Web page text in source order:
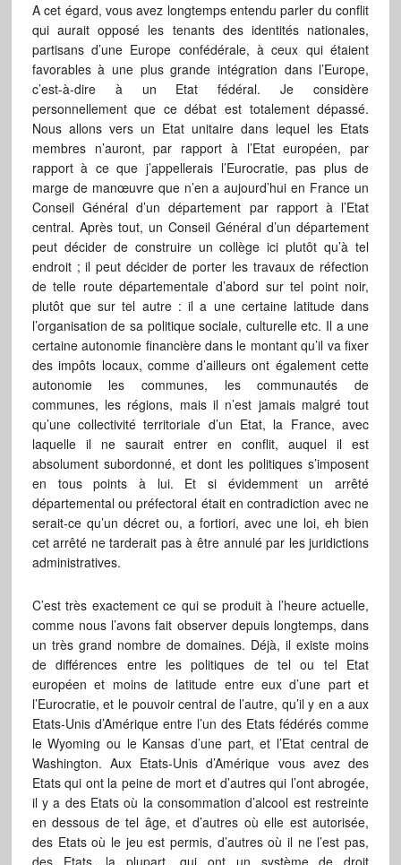
A cet égard, vous avez longtemps entendu parler du conflit
qui aurait opposé les tenants des identités nationales,
partisans d’une Europe confédérale, à ceux qui étaient
favorables à une plus grande intégration dans l’Europe,
c’est-à-dire à un Etat fédéral. Je considère
personnellement que ce débat est totalement dépassé.
Nous allons vers un Etat unitaire dans lequel les Etats
membres n’auront, par rapport à l’Etat européen, par
rapport à ce que j’appellerais l’Eurocratie, pas plus de
marge de manœuvre que n’en a aujourd’hui en France un
Conseil Général d’un département par rapport à l’Etat
central. Après tout, un Conseil Général d’un département
peut décider de construire un collège ici plutôt qu’à tel
endroit ; il peut décider de porter les travaux de réfection
de telle route départementale d’abord sur tel point noir,
plutôt que sur tel autre : il a une certaine latitude dans
l’organisation de sa politique sociale, culturelle etc. Il a une
certaine autonomie financière dans le montant qu’il va fixer
des impôts locaux, comme d’ailleurs ont également cette
autonomie les communes, les communautés de
communes, les régions, mais il n’est jamais malgré tout
qu’une collectivité territoriale d’un Etat, la France, avec
laquelle il ne saurait entrer en conflit, auquel il est
absolument subordonné, et dont les politiques s’imposent
en tous points à lui. Et si évidemment un arrêté
départemental ou préfectoral était en contradiction avec ne
serait-ce qu’un décret ou, a fortiori, avec une loi, eh bien
cet arrêté ne tarderait pas à être annulé par les juridictions
administratives.
C’est très exactement ce qui se produit à l’heure actuelle,
comme nous l’avons fait observer depuis longtemps, dans
un très grand nombre de domaines. Déjà, il existe moins
de différences entre les politiques de tel ou tel Etat
européen et moins de latitude entre eux d’une part et
l’Eurocratie, et le pouvoir central de l’autre, qu’il y en a aux
Etats-Unis d’Amérique entre l’un des Etats fédérés comme
le Wyoming ou le Kansas d’une part, et l’Etat central de
Washington. Aux Etats-Unis d’Amérique vous avez des
Etats qui ont la peine de mort et d’autres qui l’ont abrogée,
il y a des Etats où la consommation d’alcool est restreinte
en dessous de tel âge, et d’autres où elle est autorisée,
des Etats où le jeu est permis, d’autres où il ne l’est pas,